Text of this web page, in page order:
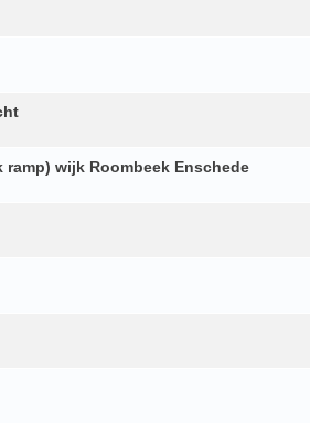
wijk Roombeek Enschede